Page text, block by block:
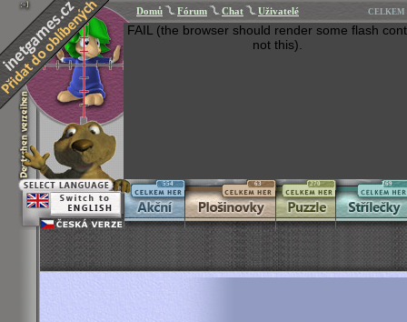
Domů Fórum Chat Uživatelé CELKEM
FAIL (the browser should render some flash
not this).
554 63 270 269